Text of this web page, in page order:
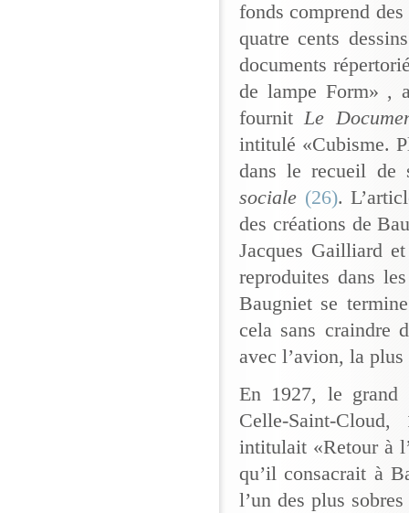
fonds comprend
quatre cents
documents
de lampe Form» ,
fournitLe
intitulé «Cubisme.
dans le recueil
sociale (26).
des créations de
Jacques Gailliard
reproduites dans
Baugniet se
cela sans craindre
avec l’avion, la
En 1927, le grand
Celle-Saint-
intitulait «Retour à
qu’il consacrait à
l’un des plus